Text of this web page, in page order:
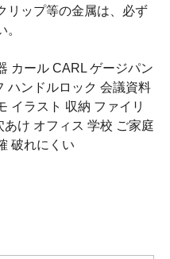
リップ等の金属は、必ず
カール CARL ゲージパン
ハンドルロック 会議資料
イラスト 収納 ファイリ
け オフィス 学校 ご家庭
破れにくい